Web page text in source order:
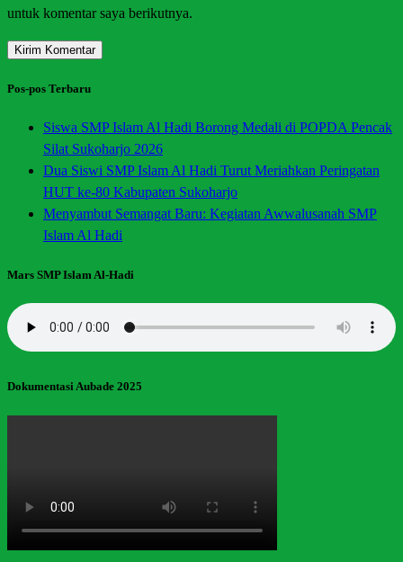
untuk komentar saya berikutnya.
Pos-pos Terbaru
Siswa SMP Islam Al Hadi Borong Medali di POPDA Pencak
Silat Sukoharjo 2026
Dua Siswi SMP Islam Al Hadi Turut Meriahkan Peringatan
HUT ke-80 Kabupaten Sukoharjo
Menyambut Semangat Baru: Kegiatan Awwalusanah SMP
Islam Al Hadi
Mars SMP Islam Al-Hadi
Dokumentasi Aubade 2025